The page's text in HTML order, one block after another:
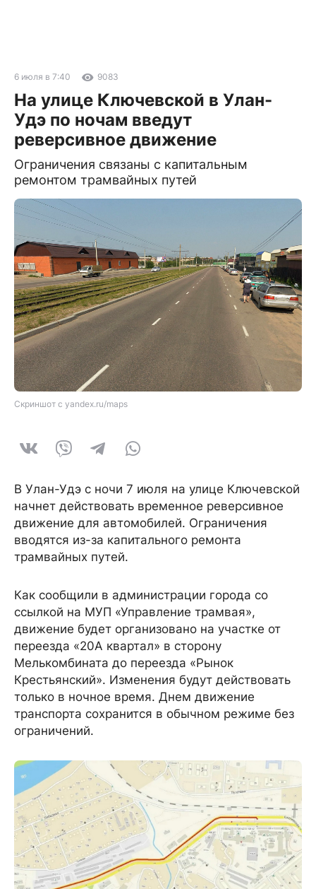
6 июля в 7:40 9083
На улице Ключевской в Улан-
Удэ по ночам введут
реверсивное движение
Ограничения связаны с капитальным
ремонтом трамвайных путей
Скриншот с yandex.ru/maps
В Улан-Удэ с ночи 7 июля на улице Ключевской
начнет действовать временное реверсивное
движение для автомобилей. Ограничения
вводятся из-за капитального ремонта
трамвайных путей.
Как сообщили в администрации города со
ссылкой на МУП «Управление трамвая»,
движение будет организовано на участке от
переезда «20А квартал» в сторону
Мелькомбината до переезда «Рынок
Крестьянский». Изменения будут действовать
только в ночное время. Днем движение
транспорта сохранится в обычном режиме без
ограничений.